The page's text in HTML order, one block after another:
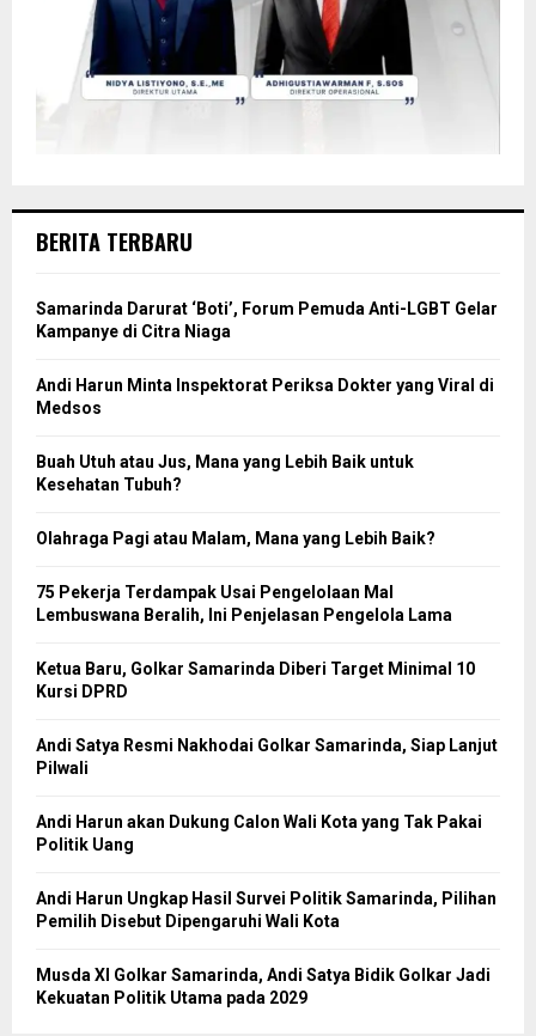
BERITA TERBARU
Samarinda Darurat ‘Boti’, Forum Pemuda Anti-LGBT Gelar
Kampanye di Citra Niaga
Andi Harun Minta Inspektorat Periksa Dokter yang Viral di
Medsos
Buah Utuh atau Jus, Mana yang Lebih Baik untuk
Kesehatan Tubuh?
Olahraga Pagi atau Malam, Mana yang Lebih Baik?
75 Pekerja Terdampak Usai Pengelolaan Mal
Lembuswana Beralih, Ini Penjelasan Pengelola Lama
Ketua Baru, Golkar Samarinda Diberi Target Minimal 10
Kursi DPRD
Andi Satya Resmi Nakhodai Golkar Samarinda, Siap Lanjut
Pilwali
Andi Harun akan Dukung Calon Wali Kota yang Tak Pakai
Politik Uang
Andi Harun Ungkap Hasil Survei Politik Samarinda, Pilihan
Pemilih Disebut Dipengaruhi Wali Kota
Musda XI Golkar Samarinda, Andi Satya Bidik Golkar Jadi
Kekuatan Politik Utama pada 2029